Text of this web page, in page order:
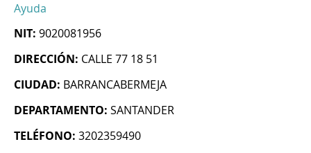
Ayuda
NIT: 9020081956
DIRECCIÓN: CALLE 77 18 51
CIUDAD: BARRANCABERMEJA
DEPARTAMENTO: SANTANDER
TELÉFONO: 3202359490